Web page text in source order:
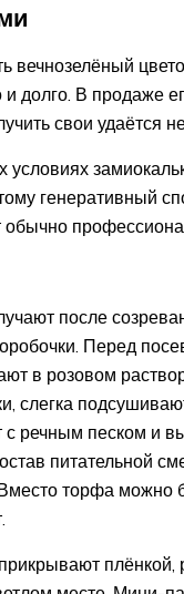
вечнозелёный
и долго. В продаже
свои удаётся
генеративный
обычно
после
Перед
в розовом
слегка
речным песком и
питательной
торфа можно